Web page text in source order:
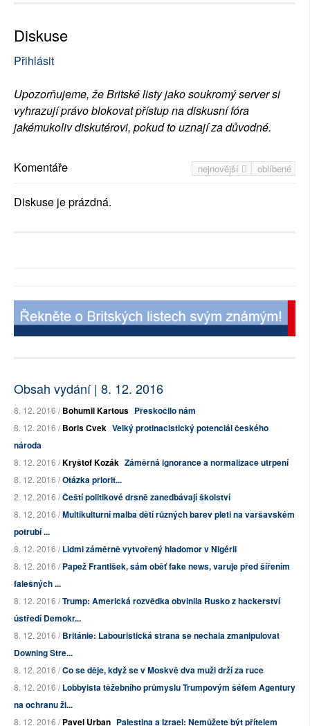
Diskuse
Přihlásit
Upozorňujeme, že Britské listy jako soukromý server si
vyhrazují právo blokovat přístup na diskusní fóra
jakémukoliv diskutérovi, pokud to uznají za důvodné.
nejnovější oblíbené
Komentáře
Diskuse je prázdná.
Obsah vydání | 8. 12. 2016
8. 12. 2016 /Bohumil Kartous Přeskočilo nám
8. 12. 2016 /Boris Cvek Velký protinacistický potenciál českého
národa
8. 12. 2016 /Kryštof Kozák Záměrná ignorance a normalizace utrpení
8. 12. 2016 /Otázka priorit...
2. 12. 2016 /Čeští politikové drsně zanedbávají školství
8. 12. 2016 /Multikulturní malba dětí různých barev pleti na varšavském
potrubí ...
8. 12. 2016 /Lidmi záměrně vytvořený hladomor v Nigérii
8. 12. 2016 /Papež František, sám oběť fake news, varuje před šířením
falešných ...
8. 12. 2016 /Trump: Americká rozvědka obvinila Rusko z hackerství
ústředí Demokr...
8. 12. 2016 /Británie: Labouristická strana se nechala zmanipulovat
Downing Stre...
8. 12. 2016 /Co se děje, když se v Moskvě dva muži drží za ruce
8. 12. 2016 /Lobbyista těžebního průmyslu Trumpovým šéfem Agentury
na ochranu ži...
8. 12. 2016 /Pavel Urban Palestina a Izrael: Nemůžete být přítelem